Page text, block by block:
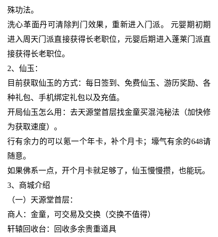
殊功法。
洗心革面丹可清除判门效果，重新进入门派。 元婴期初期
进入周天门派直接获得长老职位，元婴后期进入蓬莱门派直
接获得长老职位。
2、仙玉：
目前获取仙玉的方式：每日签到、免费仙玉、游历奖励、各
种礼包、手机绑定礼包以及充值。
开局仙玉怎么用：去天源堂首层找金童买混沌秘法（加快修
为获取速度）。
行有余力的可以氪一个年卡，补个月卡；壕气有余的648请
随意。
如果佛系一点，开个月卡就足够了，仙玉慢慢攒，也能玩。
3、商城介绍
（一）天源堂首层：
商人：金童，可交易及交换（交换不值得）
轩辕回收台：回收多余贵重道具